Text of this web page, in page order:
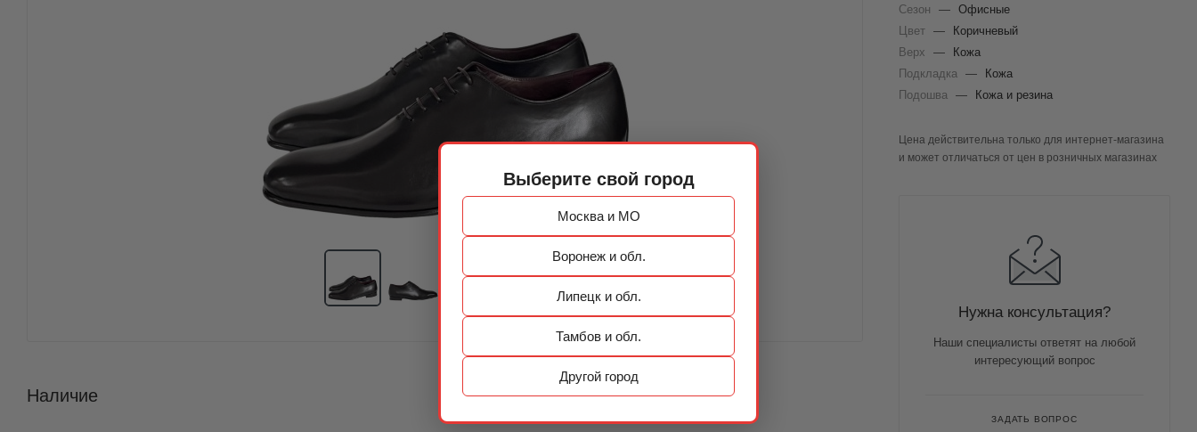
Выберите свой город
Москва и МО
Воронеж и обл.
Липецк и обл.
Тамбов и обл.
Другой город
Наличие
Сезон
— Офисные
Цвет —
Коричневый
Верх
—
Кожа
Подкладка —
Кожа
Подошва — Кожа и резина
Цена действительна только для интернет-магазина
и может отличаться от цен в розничных магазинах
Нужна консультация?
Наши специалисты ответят на любой
интересующий вопрос
ЗАДАТЬ ВОПРОС